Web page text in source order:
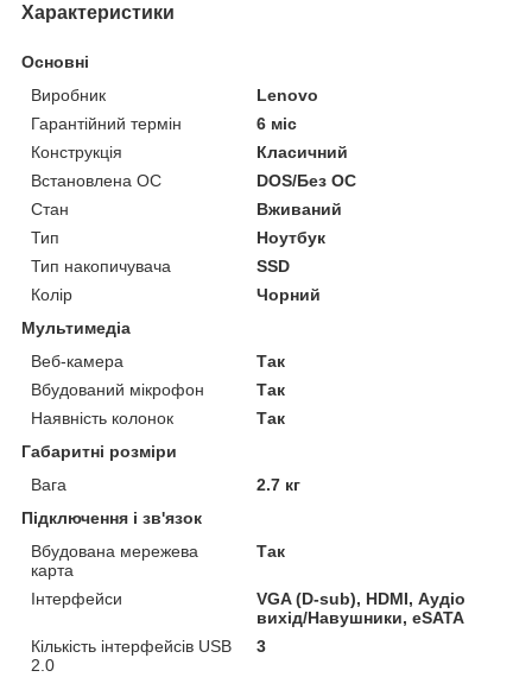
Характеристики
Основні
Виробник
Lenovo
Гарантійний термін
6 міс
Конструкція
Класичний
Встановлена ОС
DOS/Без ОС
Стан
Вживаний
Тип
Ноутбук
Тип накопичувача
SSD
Колір
Чорний
Мультимедіа
Веб-камера
Так
Вбудований мікрофон
Так
Наявність колонок
Так
Габаритні розміри
Вага
2.7 кг
Підключення і зв'язок
Вбудована мережева
карта
Так
Інтерфейси
VGA (D-sub), HDMI, Аудіо
вихід/Навушники, eSATA
Кількість інтерфейсів USB
2.0
3